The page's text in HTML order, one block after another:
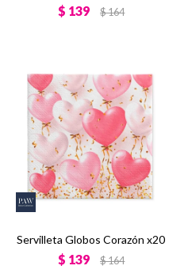
$ 139 $164
Servilleta Globos Corazón x20
$ 139 $164